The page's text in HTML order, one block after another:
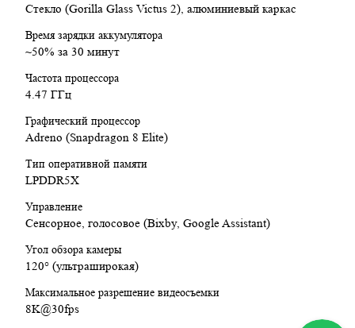
Стекло (Gorilla Glass Victus 2), алюминиевый каркас
Время зарядки аккумулятора
~50% за 30 минут
Частота процессора
4.47 ГГц
Графический процессор
Adreno (Snapdragon 8 Elite)
Тип оперативной памяти
LPDDR5X
Управление
Сенсорное, голосовое (Bixby, Google Assistant)
Угол обзора камеры
120° (ультраширокая)
Максимальное разрешение видеосъемки
8K@30fps